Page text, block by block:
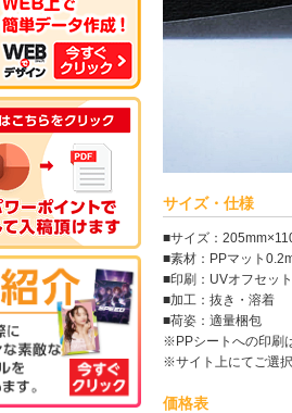
サイズ・仕様
■サイズ：
■素材：PPマット
■印刷：UVオフセッ
■加工：抜き・溶着
■荷姿：適量梱包
※PPシートへの印刷
※サイト上にてご選
価格表